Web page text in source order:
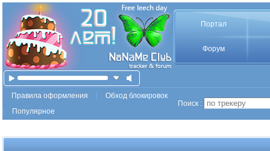
Портал
Форум
Правила оформления
Обход блокировок
Популярное
Поиск :